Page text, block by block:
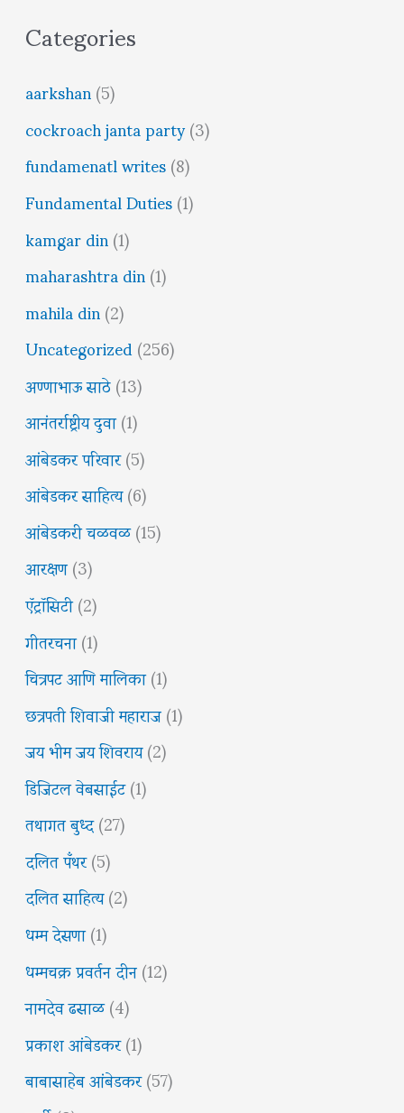
Categories
aarkshan(5)
cockroach janta party(3)
fundamenatl writes(8)
Fundamental Duties(1)
kamgar din(1)
maharashtra din(1)
mahila din(2)
Uncategorized(256)
अण्णाभाऊ साठे(13)
आनंतर्राष्ट्रीय दुवा(1)
आंबेडकर परिवार(5)
आंबेडकर साहित्य(6)
आंबेडकरी चळवळ(15)
आरक्षण(3)
ऍट्रॉसिटी(2)
गीतरचना(1)
चित्रपट आणि मालिका(1)
छत्रपती शिवाजी महाराज(1)
जय भीम जय शिवराय(2)
डिजिटल वेबसाईट(1)
तथागत बुध्द(27)
दलित पँथर(5)
दलित साहित्य(2)
धम्म देसणा(1)
धम्मचक्र प्रवर्तन दीन(12)
नामदेव ढसाळ(4)
प्रकाश आंबेडकर(1)
बाबासाहेब आंबेडकर(57)